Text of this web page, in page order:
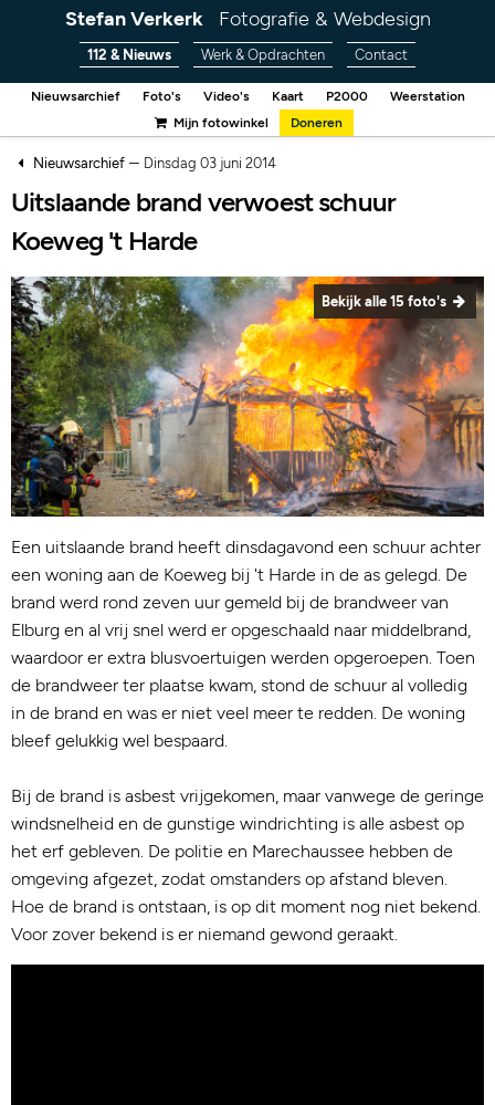
Stefan Verkerk Fotografie & Webdesign
112 & Nieuws Werk & Opdrachten Contact
Nieuwsarchief Foto's Video's Kaart P2000
Weerstation
Mijn fotowinkel
Doneren
Nieuwsarchief– Dinsdag 03 juni 2014
Uitslaande brand verwoest schuur
Koeweg 't Harde
Bekijk alle 15 foto's
Een uitslaande brand heeft dinsdagavond een schuur achter
een woning aan de Koeweg bij 't Harde in de as gelegd. De
brand werd rond zeven uur gemeld bij de brandweer van
Elburg en al vrij snel werd er opgeschaald naar middelbrand,
waardoor er extra blusvoertuigen werden opgeroepen. Toen
de brandweer ter plaatse kwam, stond de schuur al volledig
in de brand en was er niet veel meer te redden. De woning
bleef gelukkig wel bespaard.
Bij de brand is asbest vrijgekomen, maar vanwege de geringe
windsnelheid en de gunstige windrichting is alle asbest op
het erf gebleven. De politie en Marechaussee hebben de
omgeving afgezet, zodat omstanders op afstand bleven.
Hoe de brand is ontstaan, is op dit moment nog niet bekend.
Voor zover bekend is er niemand gewond geraakt.